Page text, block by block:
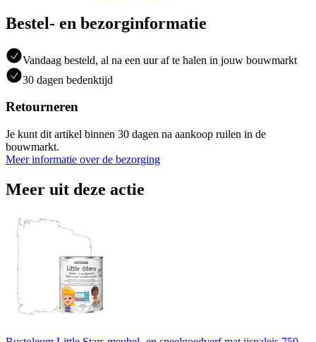
Bestel- en bezorginformatie
Vandaag besteld, al na een uur af te halen in jouw bouwmarkt
30 dagen bedenktijd
Retourneren
Je kunt dit artikel binnen 30 dagen na aankoop ruilen in de
bouwmarkt.
Meer informatie over de bezorging
Meer uit deze actie